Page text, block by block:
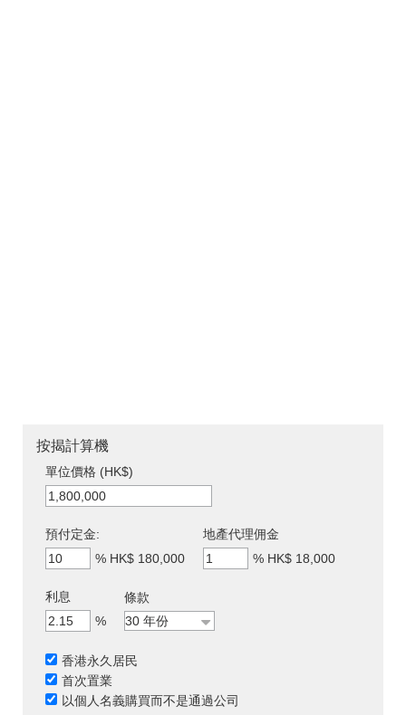
按揭計算機
單位價格 (HK$)
預付定金:
% HK$ 180,000
地產代理佣金
% HK$ 18,000
利息
%
條款
香港永久居民
首次置業
以個人名義購買而不是通過公司